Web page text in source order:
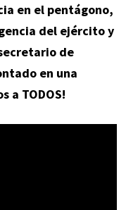
en el pentágono,
del ejército y
de
en una
a TODOS!